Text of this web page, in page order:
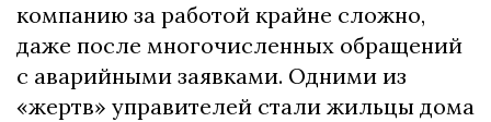
компанию за работой крайне сложно,
даже после многочисленных обращений
с аварийными заявками. Одними из
«жертв» управителей стали жильцы дома